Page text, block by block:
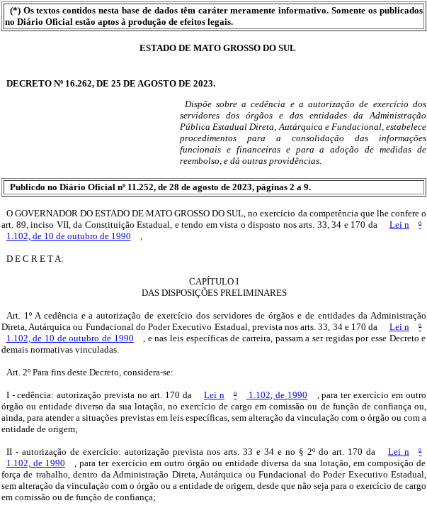
(*) Os textos contidos nesta base de dados têm caráter meramente informativo. Somente os publicados
no Diário Oficial estão aptos à produção de efeitos legais.
ESTADO DE MATO GROSSO DO SUL
DECRETO Nº 16.262, DE 25 DE AGOSTO DE 2023.
Dispõe sobre a cedência e a autorização de exercício dos
servidores dos órgãos e das entidades da Administração
Pública Estadual Direta, Autárquica e Fundacional, estabelece
procedimentos para a consolidação das informações
funcionais e financeiras e para a adoção de medidas de
reembolso, e dá outras providências.
Publicdo no Diário Oficial nº 11.252, de 28 de agosto de 2023, páginas 2 a 9.
O GOVERNADOR DO ESTADO DE MATO GROSSO DO SUL, no exercício da competência que lhe confere o
art. 89, inciso VII, da Constituição Estadual, e tendo em vista o disposto nos arts. 33, 34 e 170 da
Lei n
º
1.102, de 10 de outubro de 1990
,
D E C R E T A:
CAPÍTULO I
DAS DISPOSIÇÕES PRELIMINARES
Art. 1º A cedência e a autorização de exercício dos servidores de órgãos e de entidades da Administração
Direta, Autárquica ou Fundacional do Poder Executivo Estadual, prevista nos arts. 33, 34 e 170 da
Lei n
º
1.102, de 10 de outubro de 1990
, e nas leis específicas de carreira, passam a ser regidas por esse Decreto e
demais normativas vinculadas.
Art. 2º Para fins deste Decreto, considera-se:
I - cedência: autorização prevista no art. 170 da Lei n º 1.102, de 1990
, para ter exercício em outro
órgão ou entidade diverso da sua lotação, no exercício de cargo em comissão ou de função de confiança ou,
ainda, para atender a situações previstas em leis específicas, sem alteração da vinculação com o órgão ou com a
entidade de origem;
II - autorização de exercício: autorização prevista nos arts. 33 e 34 e no § 2º do art. 170 da Lei n
º
1.102, de 1990
, para ter exercício em outro órgão ou entidade diversa da sua lotação, em composição de
força de trabalho, dentro da Administração Direta, Autárquica ou Fundacional do Poder Executivo Estadual,
sem alteração da vinculação com o órgão ou a entidade de origem, desde que não seja para o exercício de cargo
em comissão ou de função de confiança;